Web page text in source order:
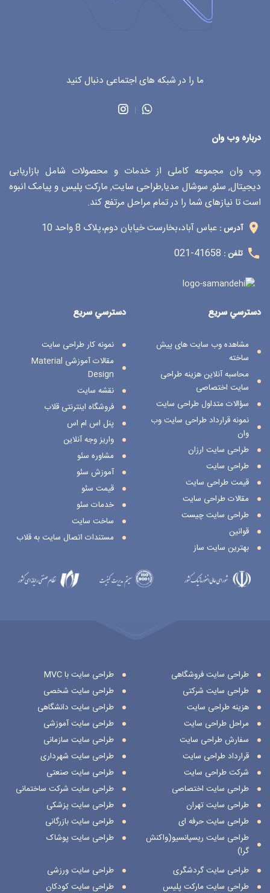
درباره وب وان
وب وان مجموعه کاملی از خدمات و محصولات شامل بازاریابی
دیجیتال, سئو, سوشال مدیا,طراحی سایت, مارکت پلیس و پیامک انبوه
است تا نیازهای شما را در تمام مراحل مرتفع کند.
آدرس : عباس آباد،بخارست خیابان دوم،پلاک 8 واحد 10
تلفن : 41658-021
ما را در شبکه های اجتماعی دنبال کنید
دسترسي سريع
نمونه کار طراحی سایت
مقالات آموزشی Material
Design
نقشه سایت
فروشگاه اینترنتی قلاب
پنل اس ام اس
واریز وجه آنلاین
مشاوره سئو
آموزش سئو
قیمت سئو
خدمات سئو
ساخت سایت
مستندات اتصال سایت به قلاب
دسترسي سريع
مشاهده وب سایت های پیش
ساخته
محاسبه آنلاین هزینه طراحی
سایت اختصاصی
سؤالات متداول طراحی سایت
نمونه قرارداد طراحی سایت وب
وان
طراحی سایت ارزان
طراحی سایت
قیمت طراحی سایت
مقالات طراحی سایت
طراحی سایت چیست
قوانین
بهترین سایت ساز
طراحی سایت فروشگاهی
طراحی سایت شرکتی
هزینه طراحی سایت
مراحل طراحی سایت
سفارش طراحی سایت
قرارداد طراحی سایت
شرکت طراحی سایت
طراحی سایت اختصاصی
طراحی سایت تهران
طراحی سایت حرفه ای
طراحی سایت ریسپانسیو(واکنش
گرا)
طراحی سایت با MVC
طراحی سایت شخصی
طراحی سایت دانشگاهی
طراحی سایت آموزشی
طراحی سایت سازمانی
طراحی سایت شهرداری
طراحی سایت صنعتی
طراحی سایت شرکت ساختمانی
طراحی سایت پزشکی
طراحی سایت بازرگانی
طراحی سایت پوشاک
طراحی سایت گردشگری
طراحی سایت مارکت پلیس
طراحی سایت ورزشی
طراحی سایت کودکان